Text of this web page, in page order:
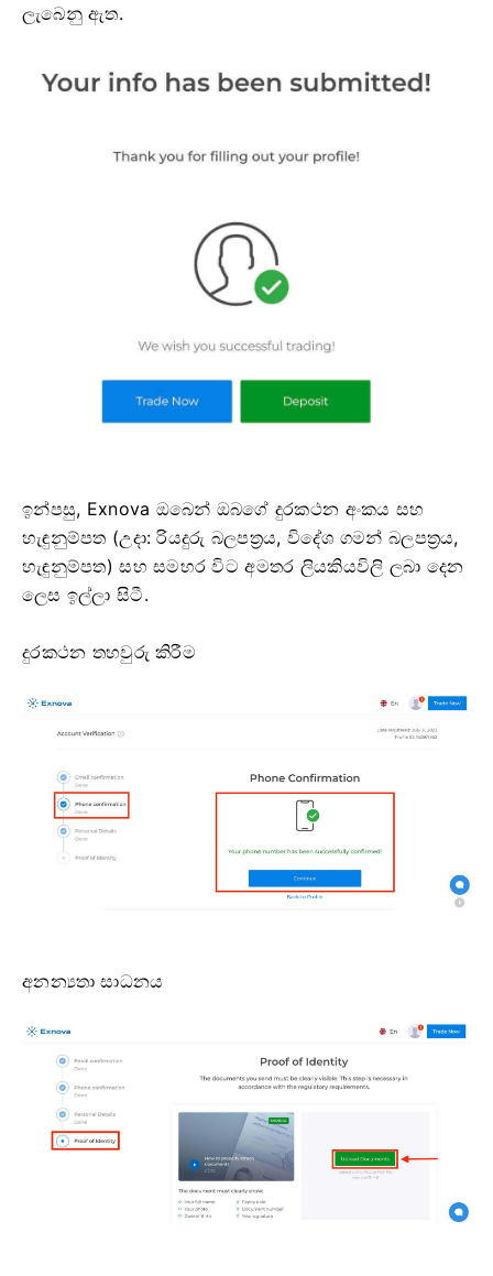
ලැබෙනු ඇත.
ඉන්පසු, Exnova ඔබෙන් ඔබගේ දුරකථන අංකය සහ
හැඳුනුම්පත (උදා: රියදුරු බලපත්‍රය, විදේශ ගමන් බලපත්‍රය,
හැඳුනුම්පත) සහ සමහර විට අමතර ලියකියවිලි ලබා දෙන
ලෙස ඉල්ලා සිටී.
දුරකථන තහවුරු කිරීම
අනන්‍යතා සාධනය